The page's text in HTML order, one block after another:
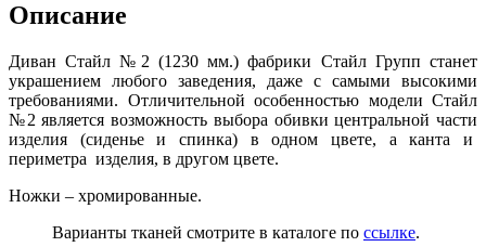
Описание
Диван Стайл №2 (1230 мм.) фабрики Стайл Групп станет
украшением любого заведения, даже с самыми высокими
требованиями. Отличительной особенностью модели Стайл
№2 является возможность выбора обивки центральной части
изделия (сиденье и спинка) в одном цвете, а канта и
периметра изделия, в другом цвете.
Ножки – хромированные.
Варианты тканей смотрите в каталоге по ссылке.